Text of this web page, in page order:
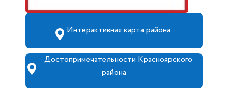
Интерактивная карта района
Достопримечательности Красноярского
района